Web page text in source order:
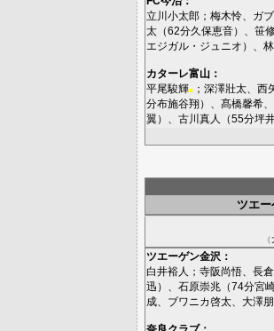
立川小太郎 ； 梅木怜 ガ
太 （62分久保恵音）、 笹
エジガル・ジュニオ ）、
カターレ富山 ：
平尾駿輝■ ； 深澤壯太 西
分布施谷翔）、 髙橋馨希
翼 ）、 古川真人 （55分坪
ツエ
（
ツエーゲン金沢 ：
白井裕人 ； 寺阪尚悟 長
迅 ）、 石原崇兆 （74分宮
成
ブワニカ啓太 大澤